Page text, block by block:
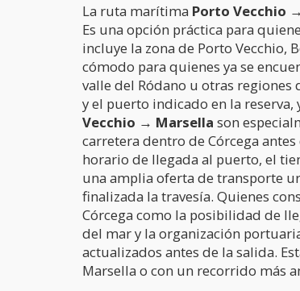
La ruta marítima Porto Vecchio
Es una opción práctica para
incluye la zona de Porto Vecchio,
cómodo para quienes ya se
valle del Ródano u otras regiones
y el puerto indicado en la
Vecchio → Marsella son
carretera dentro de Córcega
horario de llegada al puerto, el
una amplia oferta de transporte
finalizada la travesía. Quienes
Córcega como la posibilidad de
del mar y la organización
actualizados antes de la salida.
Marsella o con un recorrido más